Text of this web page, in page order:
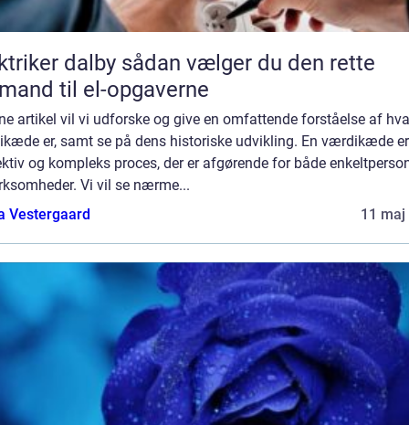
sådan vælger du den rette
til el-opgaverne
artikel vil vi udforske og give en omfattende forståelse af
er, samt se på dens historiske udvikling. En værdikæde
og kompleks proces, der er afgørende for både
Vi vil se nærme...
Vestergaard
11 maj